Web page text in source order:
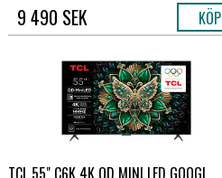
9 490 SEK KÖP
TCL 55" C6K 4K QD MINI LED GOOGL...